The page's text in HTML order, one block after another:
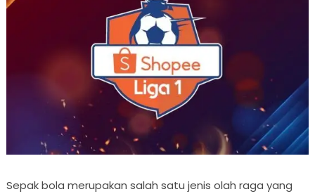
Sepak bola merupakan salah satu jenis olah raga yang